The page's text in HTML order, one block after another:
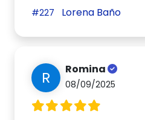
#227 Lorena Baño
R Romina
08/09/2025